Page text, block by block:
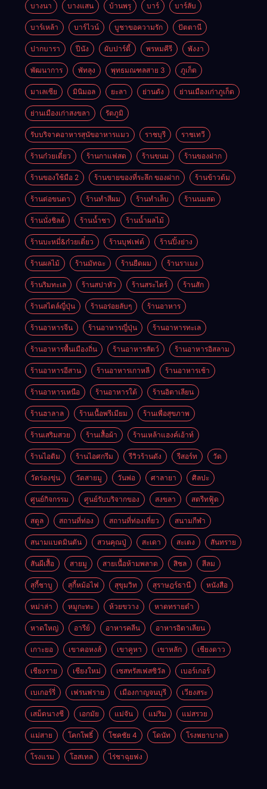
บางนา บางแสน บ้านพรุ บาร์ บาร์ลับ
บาร์เหล้า บาร์ไวน์ บูชาขอความรัก ปัตตานี
ปากบารา ปีนัง ผับปาร์ตี้ พรหมคีรี พังงา
พัฒนาการ พัทลุง พุทธมณฑลสาย 3 ภูเก็ต
มาเลเซีย มินิมอล ยะลา ย่านดัง ย่านเมืองเก่าภูเก็ต
ย่านเมืองเก่าสงขลา รัตภูมิ
รับบริจาคอาหารสุนัขอาหารแมว ราชบุรี ราชเทวี
ร้านก๋วยเตี๋ยว ร้านกาแฟสด ร้านขนม ร้านของฝาก
ร้านของใช้มือ 2 ร้านขายของที่ระลึก ของฝาก ร้านข้าวต้ม
ร้านต่อขนตา ร้านทำสีผม ร้านทำเล็บ ร้านนมสด
ร้านนั่งชิลล์ ร้านน้ำชา ร้านน้ำผลไม้
ร้านบะหมี่&ก๋วยเตี๋ยว ร้านบุฟเฟต์ ร้านปิ้งย่าง
ร้านผลไม้ ร้านมัทฉะ ร้านยืดผม ร้านราเมง
ร้านริมทะเล ร้านสปาหัว ร้านสระไดร์ ร้านสัก
ร้านสไตล์ญี่ปุ่น ร้านอร่อยลับๆ ร้านอาหาร
ร้านอาหารจีน ร้านอาหารญี่ปุ่น ร้านอาหารทะเล
ร้านอาหารพื้นเมืองถิ่น ร้านอาหารสัตว์ ร้านอาหารอิสลาม
ร้านอาหารอีสาน ร้านอาหารเกาหลี ร้านอาหารเช้า
ร้านอาหารเหนือ ร้านอาหารใต้ ร้านอิตาเลียน
ร้านฮาลาล ร้านเนื้อพรีเมียม ร้านเพื่อสุขภาพ
ร้านเสริมสวย ร้านเสื้อผ้า ร้านเหล้าแฮงค์เอ้าท์
ร้านไอติม ร้านไอศกรีม รีวิวร้านดัง รีสอร์ท วัด
วัดร่องขุ่น วัดสายมู วันพ่อ ศาลายา ศิลปะ
ศูนย์กิจกรรม ศูนย์รับบริจากของ สงขลา สตรีทฟู้ด
สตูล สถานที่ท่อง สถานที่ท่องเที่ยว สนามกีฬา
สนามแบดมินตัน สวนคุณปู่ สะเดา สะเตง สันทราย
สันผีเสื้อ สายมู สายเนื้อห้ามพลาด สิชล สีลม
สุกี้ชาบู สุกี้หม้อไฟ สุขุมวิท สุราษฎร์ธานี หนังสือ
หม่าล่า หมูกะทะ ห้วยขวาง หาดทรายดำ
หาดใหญ่ อารีย์ อาหารคลีน อาหารอิตาเลียน
เกาะยอ เขาคอหงส์ เขาคูหา เขาหลัก เชียงดาว
เชียงราย เชียงใหม่ เซสทรัสเฟสซิวัล เบอร์เกอร์
เบเกอร์รี่ เฟรนฟราย เมืองกาญจนบุรี เวียงสระ
เสม็ดนางชี เอกมัย แม่จัน แม่ริม แม่สรวย
แม่สาย โคกโพธิ์ โชคชัย 4 โดนัท โรงพยาบาล
โรงแรม โฮสเทล ไร่ชาฉุยฟง